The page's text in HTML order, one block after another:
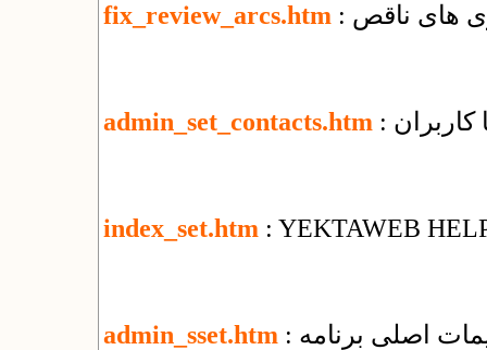
fix_review_arcs.htm های ناقص
admin_set_contacts.htm کاربران
index_set.htm : YEKTAWEB
admin_sset.htm اصلی برنامه